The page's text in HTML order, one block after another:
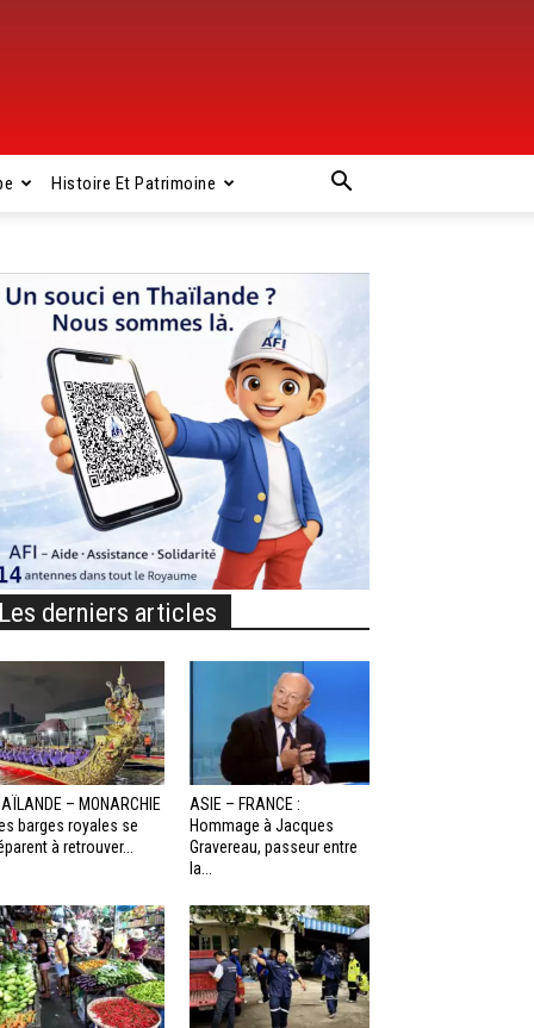
Histoire Et Patrimoine
Les derniers articles
– MONARCHIE
barges royales se
à retrouver...
ASIE – FRANCE :
Hommage à Jacques
Gravereau, passeur entre
la...